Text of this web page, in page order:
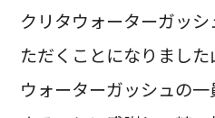
クリタウォーターガッ
ただくことになりました
ウォーターガッシュの